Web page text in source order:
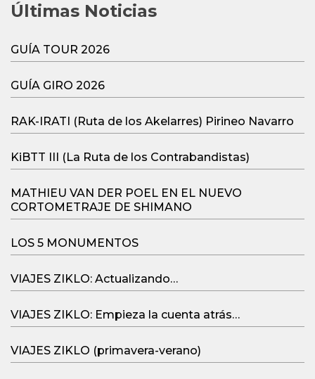
Últimas Noticias
GUÍA TOUR 2026
GUÍA GIRO 2026
RAK-IRATI (Ruta de los Akelarres) Pirineo Navarro
KiBTT III (La Ruta de los Contrabandistas)
MATHIEU VAN DER POEL EN EL NUEVO
CORTOMETRAJE DE SHIMANO
LOS 5 MONUMENTOS
VIAJES ZIKLO: Actualizando…
VIAJES ZIKLO: Empieza la cuenta atrás…
VIAJES ZIKLO (primavera-verano)